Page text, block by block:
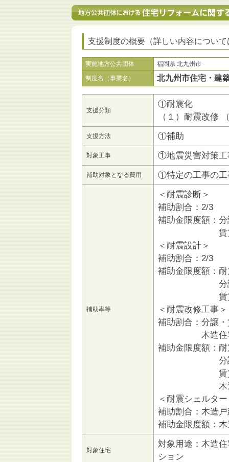
支援制度の概要（詳しい内容につい
実施地方公共団体
福岡県 北九州市
制度名（事業名）
北九州市住宅・建
支援分類
①耐震化
（１）耐震改修
支援方法 ①補助
対象工事 ①地震災害対策工
補助対象となる費用 ①特定の工事の工
補助率等
＜耐震診断＞
補助割合：2/3
補助金限度額：
賃貸マン
＜耐震設計＞
補助割合：2/3
補助金限度額：
分譲マン
賃貸マン
＜耐震改修工事＞
補助割合：分譲
木造住
補助金限度額：
分譲マン
賃貸マン
木造住宅
＜耐震シェルタ
補助割合：木造
補助金限度額：
対象住宅
対象用途：木造
ション